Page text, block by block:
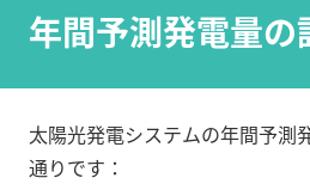
年間予測発電量の
太陽光発電システムの年間予測
通りです：